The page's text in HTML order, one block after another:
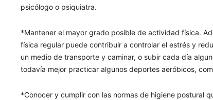
psicólogo o psiquiatra.
*Mantener el mayor grado posible de actividad física.
física regular puede contribuir a controlar el estrés y
un medio de transporte y caminar, o subir cada día
todavía mejor practicar algunos deportes aeróbicos,
*Conocer y cumplir con las normas de higiene postural